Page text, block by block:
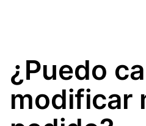
¿Puedo
modificar